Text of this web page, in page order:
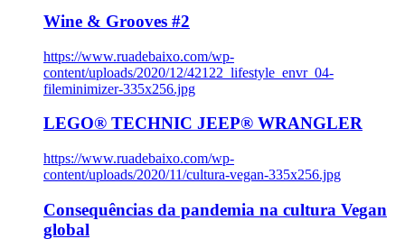
Wine & Grooves #2
https://www.ruadebaixo.com/wp-
content/uploads/2020/12/42122_lifestyle_envr_04-
fileminimizer-335x256.jpg
LEGO® TECHNIC JEEP® WRANGLER
https://www.ruadebaixo.com/wp-
content/uploads/2020/11/cultura-vegan-335x256.jpg
Consequências da pandemia na cultura Vegan
global